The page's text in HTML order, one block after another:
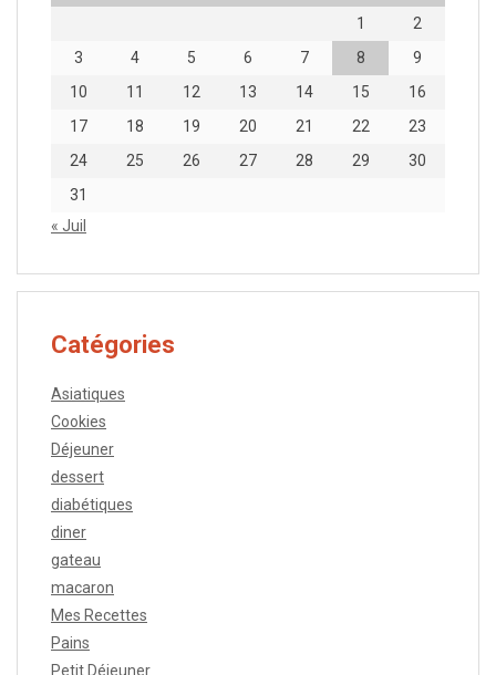
1
2
3
4 5 6 7 8
9
10
11 12 13 14 15
16
17
18 19 20 21 22
23
24
25 26 27 28 29
30
31
« Juil
Catégories
Asiatiques
Cookies
Déjeuner
dessert
diabétiques
diner
gateau
macaron
Mes Recettes
Pains
Petit Déjeuner